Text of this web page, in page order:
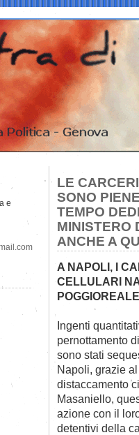
LE
SONO
TEMPO
MINISTERO
ANCHE A
A NAPOLI, I
CELLULARI
POGGIOREALE
Ingenti
pernottamento
sono stati
Napoli, grazie
distaccamento
Masaniello,
azione con il
detentivi della
e